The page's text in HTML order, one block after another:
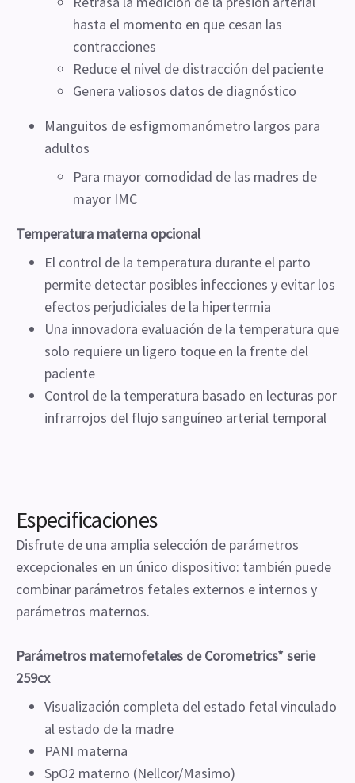
hasta el momento en que cesan las
contracciones
Reduce el nivel de distracción del paciente
Genera valiosos datos de diagnóstico
Manguitos de esfigmomanómetro largos para
adultos
Para mayor comodidad de las madres de
mayor IMC
Temperatura materna opcional
El control de la temperatura durante el parto
permite detectar posibles infecciones y evitar los
efectos perjudiciales de la hipertermia
Una innovadora evaluación de la temperatura que
solo requiere un ligero toque en la frente del
paciente
Control de la temperatura basado en lecturas por
infrarrojos del flujo sanguíneo arterial temporal
Especificaciones
Disfrute de una amplia selección de parámetros
excepcionales en un único dispositivo: también puede
combinar parámetros fetales externos e internos y
parámetros maternos.
Parámetros maternofetales de Corometrics* serie
259cx
Visualización completa del estado fetal vinculado
al estado de la madre
PANI materna
SpO2 materno (Nellcor/Masimo)